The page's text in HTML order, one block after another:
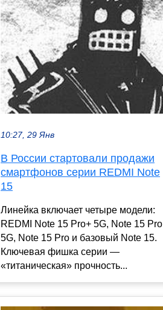
10:27, 29 Янв
В России стартовали продажи
смартфонов серии REDMI Note
15
Линейка включает четыре модели:
REDMI Note 15 Pro+ 5G, Note 15 Pro
5G, Note 15 Pro и базовый Note 15.
Ключевая фишка серии —
«титаническая» прочность...